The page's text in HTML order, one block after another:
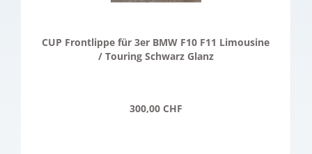
CUP Frontlippe für 3er BMW F10 F11 Limousine
/ Touring Schwarz Glanz
300,00 CHF